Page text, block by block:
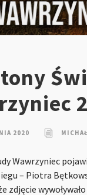
2020
Wawrzyniec
– Piotra
zdjęcie